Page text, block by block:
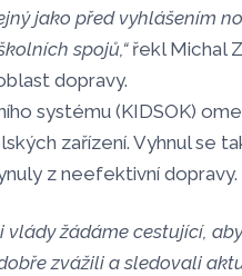
jako před vyhlášením
spojů,“řekl Michal
dopravy.
systému (KIDSOK)
zařízení. Vyhnul se
z neefektivní dopravy.
žádáme cestující,
zvážili a sledovali